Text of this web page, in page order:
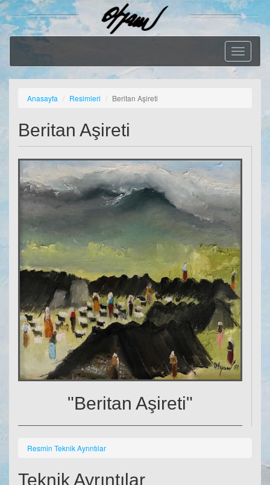
Geçiş
Menüsü
Anasayfa Resimleri Beritan Aşireti
Beritan Aşireti
"Beritan Aşireti"
Resmin Teknik Ayrıntılar
Teknik Ayrıntılar